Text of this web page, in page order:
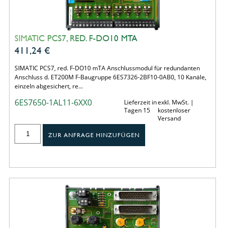
SIMATIC PCS7, RED. F-DO10 MTA
411,24 €
SIMATIC PCS7, red. F-DO10 mTA Anschlussmodul für redundanten
Anschluss d. ET200M F-Baugruppe 6ES7326-2BF10-0AB0, 10 Kanäle,
einzeln abgesichert, re…
6ES7650-1AL11-6XX0
Lieferzeit in
Tagen 15
exkl. MwSt. |
kostenloser
Versand
ZUR ANFRAGE HINZUFÜGEN